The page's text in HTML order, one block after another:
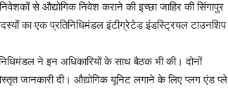
से औद्योगिक निवेश कराने की इच्छा जाहिर की सिंगापुर
का एक प्रतिनिधिमंडल इंटीग्रेटेड इंडस्ट्रियल टाउनशिप
ने इन अधिकारियों के साथ बैठक भी की। दोनों
जानकारी दी। औद्योगिक यूनिट लगाने के लिए प्लग एंड प्ले